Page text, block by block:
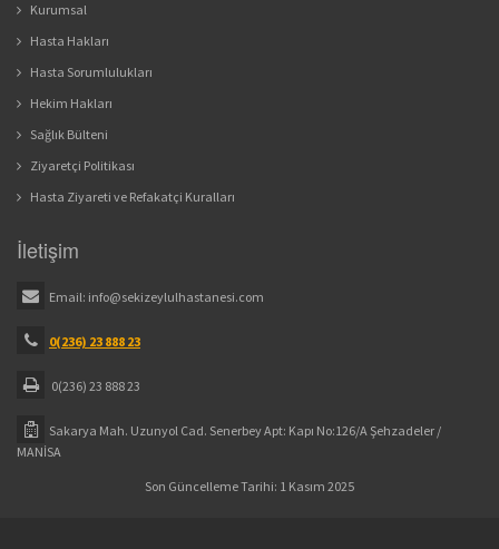
Kurumsal
Hasta Hakları
Hasta Sorumlulukları
Hekim Hakları
Sağlık Bülteni
Ziyaretçi Politikası
Hasta Ziyareti ve Refakatçi Kuralları
İletişim
Email: info@sekizeylulhastanesi.com
0(236) 23 888 23
0(236) 23 888 23
Sakarya Mah. Uzunyol Cad. Senerbey Apt: Kapı No:126/A Şehzadeler /
MANİSA
Son Güncelleme Tarihi: 1 Kasım 2025